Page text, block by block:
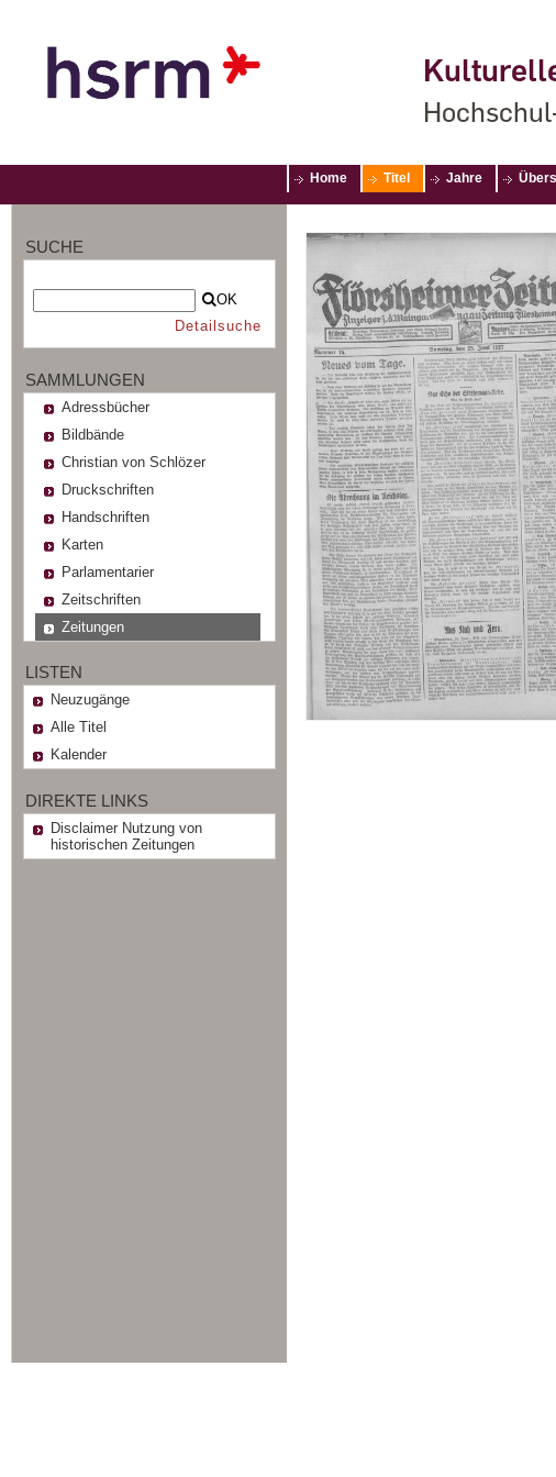
Home Titel Jahre
SUCHE
OK
Detailsuche
SAMMLUNGEN
Adressbücher
Bildbände
Christian von Schlözer
Druckschriften
Handschriften
Karten
Parlamentarier
Zeitschriften
Zeitungen
LISTEN
Neuzugänge
Alle Titel
Kalender
DIREKTE LINKS
Disclaimer Nutzung von
historischen Zeitungen